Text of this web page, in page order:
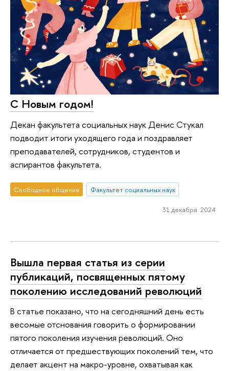
С Новым годом!
Декан факультета социальных наук Денис Стукал
подводит итоги уходящего года и поздравляет
преподавателей, сотрудников, студентов и
аспирантов факультета.
Свободное общение Факультет социальных наук
31 декабря 2024
Вышла первая статья из серии
публикаций, посвященных пятому
поколению исследований революций
В статье показано, что на сегодняшний день есть
весомые отснования говорить о формировании
пятого поколения изучения революций. Оно
отличается от предшествующих поколений тем, что
делает акцент на макро-уровне, охватывая как